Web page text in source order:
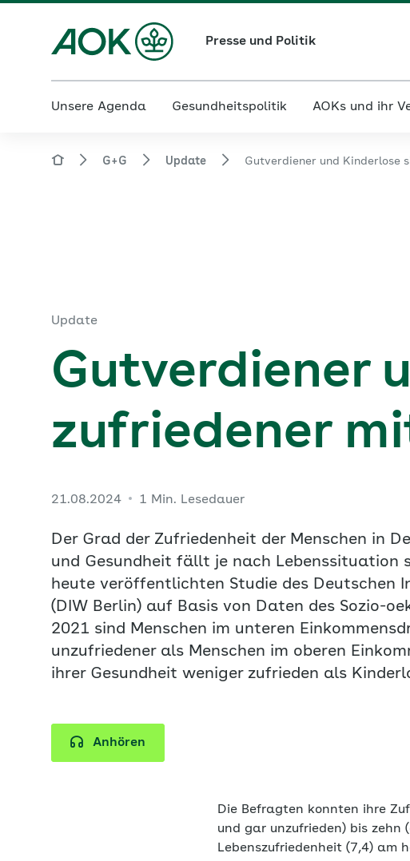
Presse und Politik
Unsere Agenda Gesundheitspolitik AOKs und ihr
G+G Update Gutverdiener und Kinderlose
Update
Gutverdiener
zufriedener
21.08.2024 1 Min. Lesedauer
Der Grad der Zufriedenheit der Menschen in
und Gesundheit fällt je nach Lebenssituation
heute veröffentlichten Studie des
(DIW Berlin) auf Basis von Daten des Sozio-
2021 sind Menschen im unteren
unzufriedener als Menschen im oberen
ihrer Gesundheit weniger zufrieden als
Anhören
Die Befragten konnten ihre
und gar unzufrieden) bis
Lebenszufriedenheit (7,4) am